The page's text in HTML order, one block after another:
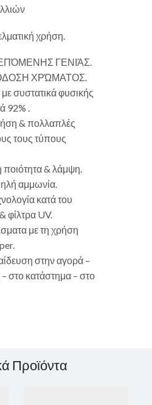
χρήση.
ΓΕΝΙΆΣ.
ΧΡΏΜΑΤΟΣ.
συστατικά φυσικής
92% .
& πολλαπλές
τους τύπους
& λάμψη.
αμμωνία.
κατά του
φίλτρα UV.
με τη χρήση
στην αγορά –
στο κατάστημα – στο
Προϊόντα